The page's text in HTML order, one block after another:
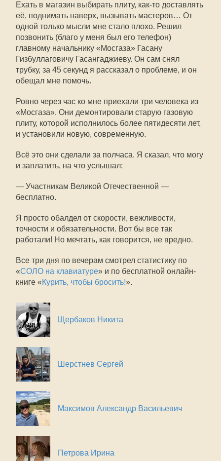
Ехать в магазин выбирать плиту, как-то доставлять
её, поднимать наверх, вызывать мастеров… От
одной только мысли мне стало плохо. Решил
позвонить (благо у меня был его телефон)
главному начальнику «Мосгаза» Гасану
Гизбуллаговичу Гасангаджиеву. Он сам снял
трубку, за 45 секунд я рассказал о проблеме, и он
обещал мне помочь.
Ровно через час ко мне приехали три человека из
«Мосгаза». Они демонтировали старую газовую
плиту, которой исполнилось более пятидесяти лет,
и установили новую, современную.
Всё это они сделали за полчаса. Я сказал, что могу
и заплатить, на что услышал:
— Участникам Великой Отечественной —
бесплатно.
Я просто обалдел от скорости, вежливости,
точности и обязательности. Вот бы все так
работали! Но мечтать, как говорится, не вредно.
Все три дня по вечерам смотрел статистику по
«СОЛО на клавиатуре» и по бесплатной онлайн-
книге «Курить, чтобы бросить!».
Щербаков Никита
Шерстнев Сергей
Максимов Александр Васильевич
Петрова Ирина